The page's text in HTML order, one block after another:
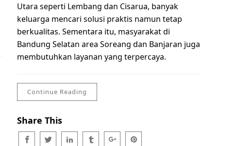
Utara seperti Lembang dan Cisarua, banyak
keluarga mencari solusi praktis namun tetap
berkualitas. Sementara itu, masyarakat di
Bandung Selatan area Soreang dan Banjaran juga
membutuhkan layanan yang terpercaya.
Continue Reading
Share This